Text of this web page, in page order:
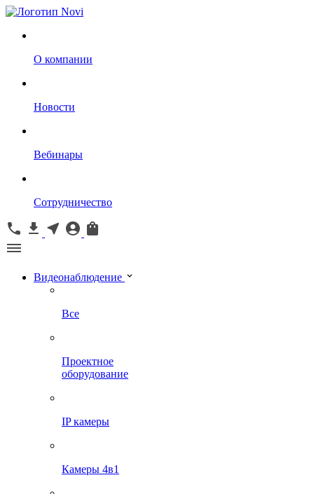
О компании
Новости
Вебинары
Сотрудничество
Видеонаблюдение
Все
Проектное
оборудование
IP камеры
Камеры 4в1